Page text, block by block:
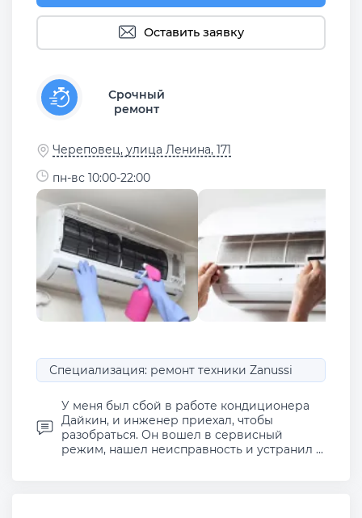
Оставить заявку
Срочный
ремонт
Череповец, улица Ленина, 171
пн-вс 10:00-22:00
Специализация: ремонт техники Zanussi
У меня был сбой в работе кондиционера
Дайкин, и инженер приехал, чтобы
разобраться. Он вошел в сервисный
режим, нашел неисправность и устранил ...